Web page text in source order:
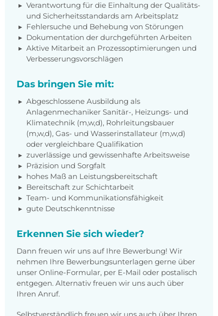
Verantwortung für die Einhaltung der Qualitäts-
und Sicherheitsstandards am Arbeitsplatz
Fehlersuche und Behebung von Störungen
Dokumentation der durchgeführten Arbeiten
Aktive Mitarbeit an Prozessoptimierungen und
Verbesserungsvorschlägen
Das bringen Sie mit:
Abgeschlossene Ausbildung als
Anlagenmechaniker Sanitär-, Heizungs- und
Klimatechnik (m,w,d), Rohrleitungsbauer
(m,w,d), Gas- und Wasserinstallateur (m,w,d)
oder vergleichbare Qualifikation
zuverlässige und gewissenhafte Arbeitsweise
Präzision und Sorgfalt
hohes Maß an Leistungsbereitschaft
Bereitschaft zur Schichtarbeit
Team- und Kommunikationsfähigkeit
gute Deutschkenntnisse
Erkennen Sie sich wieder?
Dann freuen wir uns auf Ihre Bewerbung! Wir
nehmen Ihre Bewerbungsunterlagen gerne über
unser Online-Formular, per E-Mail oder postalisch
entgegen. Alternativ freuen wir uns auch über
Ihren Anruf.